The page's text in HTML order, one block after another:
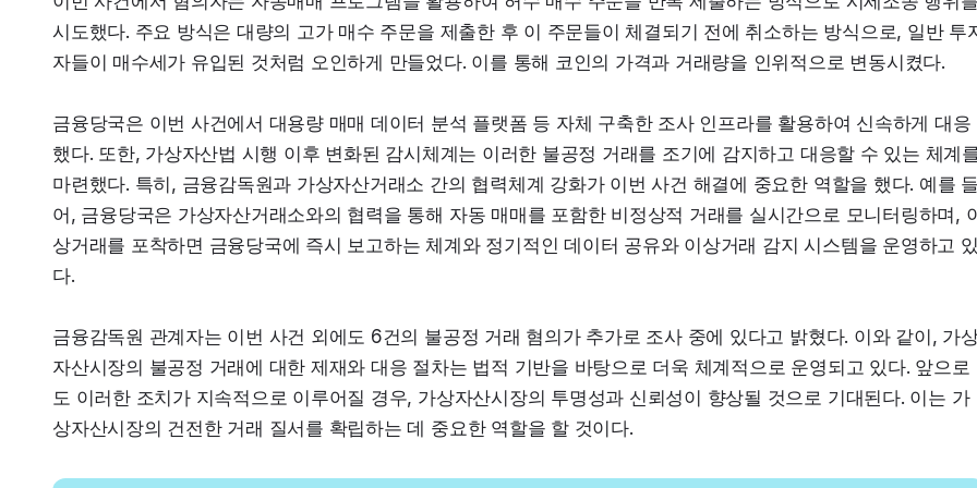
시도했다. 주요 방식은 대량의 고가 매수 주문을 제출한 후 이 주문들이 체결되기 전에 취소하는 방식으로, 일반 투
자들이 매수세가 유입된 것처럼 오인하게 만들었다. 이를 통해 코인의 가격과 거래량을 인위적으로 변동시켰다.
금융당국은 이번 사건에서 대용량 매매 데이터 분석 플랫폼 등 자체 구축한 조사 인프라를 활용하여 신속하게 대응
했다. 또한, 가상자산법 시행 이후 변화된 감시체계는 이러한 불공정 거래를 조기에 감지하고 대응할 수 있는 체계
마련했다. 특히, 금융감독원과 가상자산거래소 간의 협력체계 강화가 이번 사건 해결에 중요한 역할을 했다. 예를 들
어, 금융당국은 가상자산거래소와의 협력을 통해 자동 매매를 포함한 비정상적 거래를 실시간으로 모니터링하며,
상거래를 포착하면 금융당국에 즉시 보고하는 체계와 정기적인 데이터 공유와 이상거래 감지 시스템을 운영하고 있
다.
금융감독원 관계자는 이번 사건 외에도 6건의 불공정 거래 혐의가 추가로 조사 중에 있다고 밝혔다. 이와 같이, 가
자산시장의 불공정 거래에 대한 제재와 대응 절차는 법적 기반을 바탕으로 더욱 체계적으로 운영되고 있다. 앞으로
도 이러한 조치가 지속적으로 이루어질 경우, 가상자산시장의 투명성과 신뢰성이 향상될 것으로 기대된다. 이는 가
상자산시장의 건전한 거래 질서를 확립하는 데 중요한 역할을 할 것이다.